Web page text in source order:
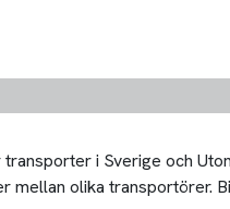
i Sverige och
mellan olika transportörer.